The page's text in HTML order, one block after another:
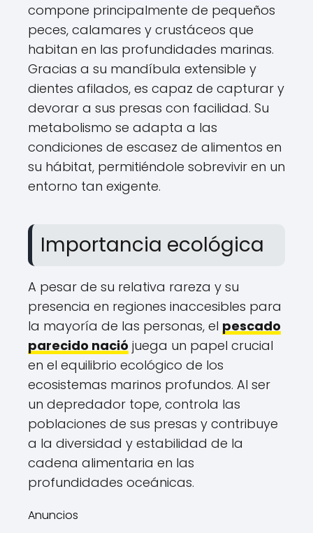
compone principalmente de pequeños
peces, calamares y crustáceos que
habitan en las profundidades marinas.
Gracias a su mandíbula extensible y
dientes afilados, es capaz de capturar y
devorar a sus presas con facilidad. Su
metabolismo se adapta a las
condiciones de escasez de alimentos en
su hábitat, permitiéndole sobrevivir en un
entorno tan exigente.
Importancia ecológica
A pesar de su relativa rareza y su
presencia en regiones inaccesibles para
la mayoría de las personas, el pescado
parecido nació juega un papel crucial
en el equilibrio ecológico de los
ecosistemas marinos profundos. Al ser
un depredador tope, controla las
poblaciones de sus presas y contribuye
a la diversidad y estabilidad de la
cadena alimentaria en las
profundidades oceánicas.
Anuncios